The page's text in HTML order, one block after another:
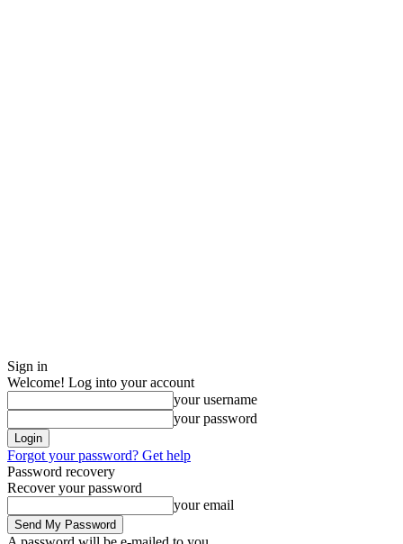
Sign in
Welcome! Log into your account
your username
your password
Forgot your password? Get help
Password recovery
Recover your password
your email